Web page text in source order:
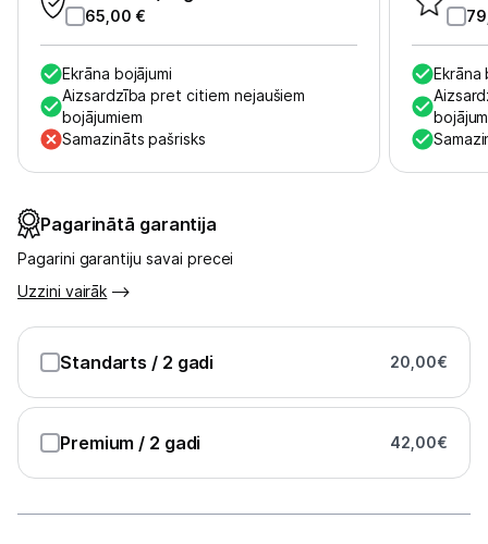
Uzņēmumiem
Tet pakalpojumi
Kontakti
Informācija
65,00 €
Ekrāna bojājumi
Aizsardzība pret citiem nejaušiem
bojājumiem
Samazināts pašrisks
Ekrāna
Pagarinātā garantija
Pagarini garantiju savai precei
Uzzini vairāk
Standarts / 2 gadi 20,00€
Premium / 2 gadi 42,00€